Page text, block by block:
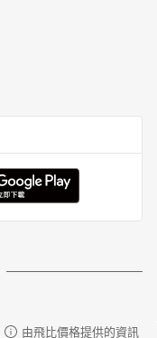
由飛比價格提供的資訊